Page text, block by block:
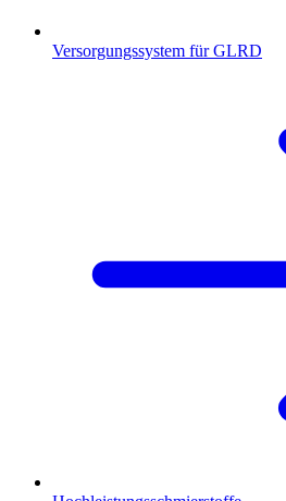
Versorgungssystem für GLRD